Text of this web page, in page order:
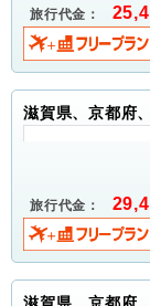
旅行代金：
滋賀県、京都府
旅行代金：